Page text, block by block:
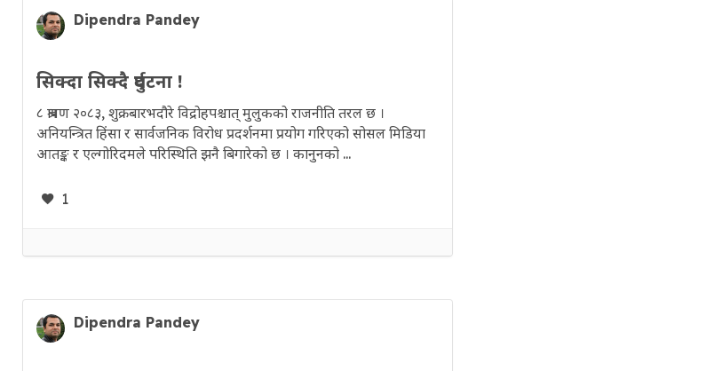
Dipendra Pandey
सिक्दा सिक्दै दुर्घटना !
८ श्रावण २०८३, शुक्रबारभदौरे विद्रोहपश्चात् मुलुकको राजनीति तरल छ ।
अनियन्त्रित हिंसा र सार्वजनिक विरोध प्रदर्शनमा प्रयोग गरिएको सोसल मिडिया
आतङ्क र एल्गोरिदमले परिस्थिति झनै बिगारेको छ । कानुनको ...
1
Dipendra Pandey